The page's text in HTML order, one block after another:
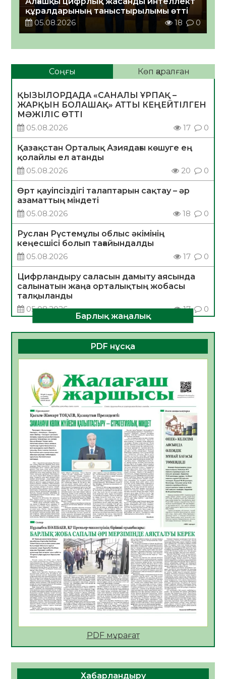
құралдарының таныстырылымы өтті
05.08.2026
18 0
Соңғы Көп қаралған
ҚЫЗЫЛОРДАДА «САНАЛЫ ҰРПАҚ –
ЖАРҚЫН БОЛАШАҚ» АТТЫ КЕҢЕЙТІЛГЕН
МӘЖІЛІС ӨТТІ
05.08.2026
17 0
Қазақстан Орталық Азиядағы көшуге ең
қолайлы ел атанды
05.08.2026
20 0
Өрт қауіпсіздігі талаптарын сақтау – әр
азаматтың міндеті
05.08.2026
18 0
Руслан Рүстемұлы облыс әкімінің
кеңесшісі болып тағайындалды
05.08.2026
17 0
Цифрландыру саласын дамыту аясында
салынатын жаңа орталықтың жобасы
талқыланды
05.08.2026
17 0
құралдарының таныстырылымы өтті
05.08.2026
18 0
Қазақстандықтардың 72,3%-ы жаңа
Құрылтай үшін дауыс беруге дайын
05.08.2026
19
ӘРБІР ДАУЫС – ҚОҒАМ ДАМУЫНА
ҚОСЫЛҒАН ҮЛЕС
05.08.2026
26
ҚҰРЫЛТАЙ САЙЛАУЫ – БІРЛІК ПЕН
ЖАУАПКЕРШІЛІККЕ БАСТАЙТЫН ҚАДАМ
05.08.2026
24
Мектептен – Ұлттық ұлан сапына
04.08.2026
34
Үкіметтік емес ұйымдарға арналған
сыйлықақы конкурсына өтінім қабылдау
басталды
04.08.2026
38
Үкіметте Президенттің отандық тауарды
қолдау жөніндегі тапсырмаларының
жүзеге асырылу барысы қаралуда
Жазғы лагерьде оқушылармен
профилактикалық кездесу өтті
04.08.2026
47 0
Барлық жаңалық
PDF нұсқа
PDF мұрағат
Хабарландыру